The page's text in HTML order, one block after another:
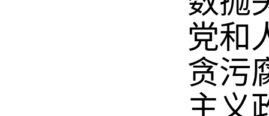
党和
贪污
主义